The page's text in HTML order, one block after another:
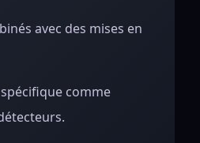
avec des mises en
comme